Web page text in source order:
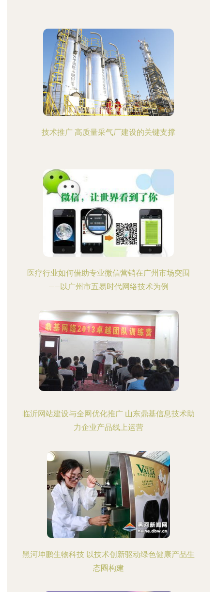
技术推广 高质量采气厂建设的关键支撑
医疗行业如何借助专业微信营销在广州市场突围
——以广州市五易时代网络技术为例
临沂网站建设与全网优化推广 山东鼎基信息技术助
力企业产品线上运营
黑河坤鹏生物科技 以技术创新驱动绿色健康产品生
态圈构建